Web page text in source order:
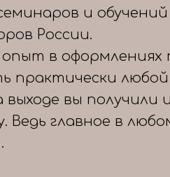
и
России.
в оформлениях
практически
вы получили
Ведь главное в